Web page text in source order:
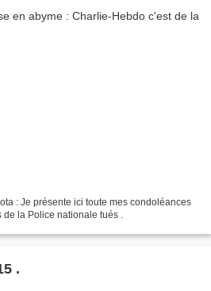
: Je présente ici toute mes condoléances
la Police nationale tués .
.